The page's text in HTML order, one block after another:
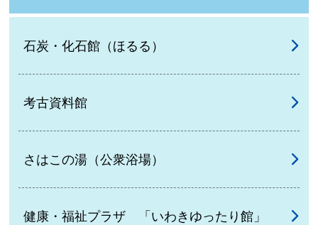
石炭・化石館（ほるる）
考古資料館
さはこの湯（公衆浴場）
健康・福祉プラザ 「いわきゆったり館」